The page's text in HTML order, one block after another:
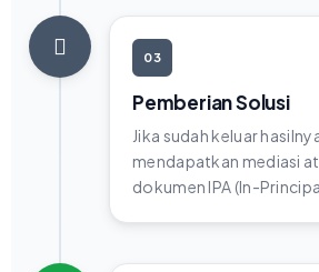
03
Pemberian Solusi
Jika sudah keluar
mendapatkan mediasi
dokumen IPA (In-